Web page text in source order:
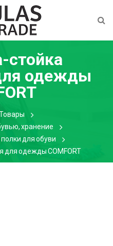
стойка
одежды
хранение
для обуви
для одежды COMFORT